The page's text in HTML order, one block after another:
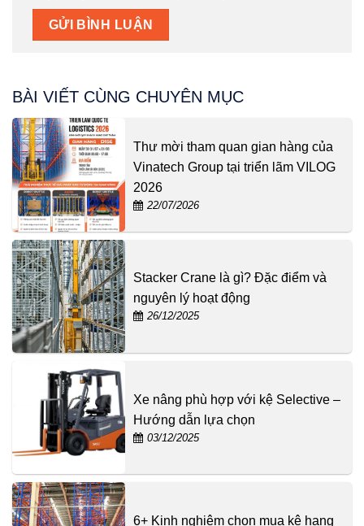
BÀI VIẾT CÙNG CHUYÊN MỤC
Thư mời tham quan gian hàng của
Vinatech Group tại triển lãm VILOG
2026
22/07/2026
Stacker Crane là gì? Đặc điểm và
nguyên lý hoạt động
26/12/2025
Xe nâng phù hợp với kệ Selective –
Hướng dẫn lựa chọn
03/12/2025
6+ Kinh nghiệm chọn mua kệ hạng